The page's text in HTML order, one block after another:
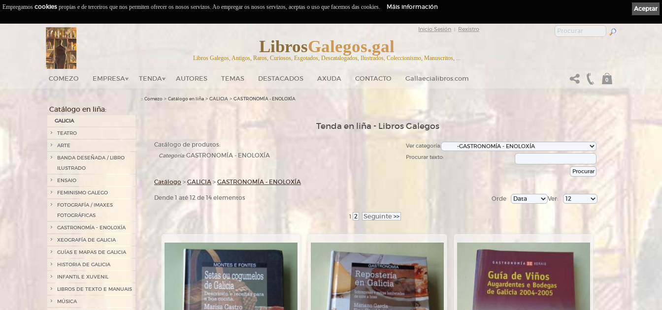
Inicio Sesión Rexistro
LibrosGalegos.gal
Libros Galegos, Antigos, Raros, Curiosos, Esgotados, Descatalogados, Ilustrados, Coleccionismo, Manuscritos, ...
COMEZO EMPRESA TENDA AUTORES TEMAS DESTACADOS AXUDA CONTACTO Gallaecialibros.com 0
Catálogo en liña:
GALICIA
TEATRO
ARTE
BANDA DESEÑADA / LIBRO
ILUSTRADO
ENSAIO
FEMINISMO GALEGO
FOTOGRAFÍA / IMAXES
FOTOGRÁFICAS
GASTRONOMÍA - ENOLOXÍA
XEOGRAFÍA DE GALICIA
GUÍAS E MAPAS DE GALICIA
HISTORIA DE GALICIA
INFANTIL E XUVENIL
LIBROS DE TEXTO E MANUAIS
MÚSICA
:: Comezo > Catálogo en liña > GALICIA > GASTRONOMÍA - ENOLOXÍA
Tenda en liña - Libros Galegos
Catálogo de produtos:
Categoría:GASTRONOMÍA - ENOLOXÍA
Ver categoría:
Procurar texto:
Catálogo > GALICIA > GASTRONOMÍA - ENOLOXÍA
Dende 1 até 12 de 14 elementos Ver:
Orde
1 2 Seguinte >>
Aceptar
Empregamos cookies propias e de terceiros que nos permiten ofrecer os nosos servizos. Ao empregar os nosos servizos, aceptas o uso que facemos das cookies. Máis información